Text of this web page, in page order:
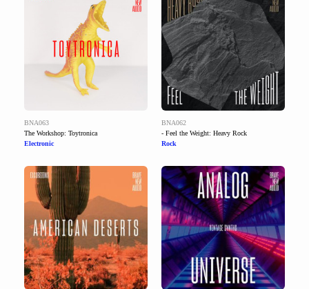
BNA063
The Workshop: Toytronica
Electronic
BNA062
- Feel the Weight: Heavy Rock
Rock